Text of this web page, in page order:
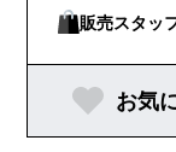
販売スタッ
お気